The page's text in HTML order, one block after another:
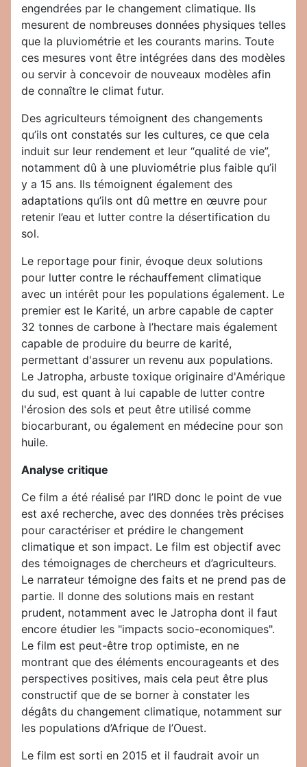
engendrées par le changement climatique. Ils
mesurent de nombreuses données physiques telles
que la pluviométrie et les courants marins. Toute
ces mesures vont être intégrées dans des modèles
ou servir à concevoir de nouveaux modèles afin
de connaître le climat futur.
Des agriculteurs témoignent des changements
qu’ils ont constatés sur les cultures, ce que cela
induit sur leur rendement et leur “qualité de vie”,
notamment dû à une pluviométrie plus faible qu’il
y a 15 ans. Ils témoignent également des
adaptations qu’ils ont dû mettre en œuvre pour
retenir l’eau et lutter contre la désertification du
sol.
Le reportage pour finir, évoque deux solutions
pour lutter contre le réchauffement climatique
avec un intérêt pour les populations également. Le
premier est le Karité, un arbre capable de capter
32 tonnes de carbone à l’hectare mais également
capable de produire du beurre de karité,
permettant d'assurer un revenu aux populations.
Le Jatropha, arbuste toxique originaire d'Amérique
du sud, est quant à lui capable de lutter contre
l'érosion des sols et peut être utilisé comme
biocarburant, ou également en médecine pour son
huile.
Analyse critique
Ce film a été réalisé par l’IRD donc le point de vue
est axé recherche, avec des données très précises
pour caractériser et prédire le changement
climatique et son impact. Le film est objectif avec
des témoignages de chercheurs et d’agriculteurs.
Le narrateur témoigne des faits et ne prend pas de
partie. Il donne des solutions mais en restant
prudent, notamment avec le Jatropha dont il faut
encore étudier les "impacts socio-economiques".
Le film est peut-être trop optimiste, en ne
montrant que des éléments encourageants et des
perspectives positives, mais cela peut être plus
constructif que de se borner à constater les
dégâts du changement climatique, notamment sur
les populations d’Afrique de l’Ouest.
Le film est sorti en 2015 et il faudrait avoir un